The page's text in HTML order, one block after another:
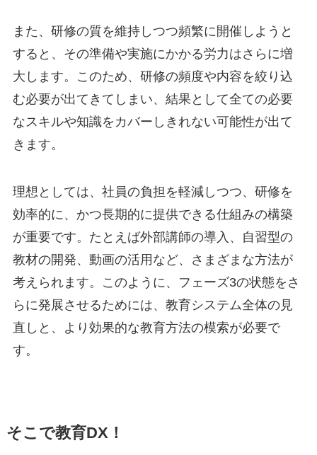
また、研修の質を維持しつつ頻繁に開催しようと
すると、その準備や実施にかかる労力はさらに増
大します。このため、研修の頻度や内容を絞り込
む必要が出てきてしまい、結果として全ての必要
なスキルや知識をカバーしきれない可能性が出て
きます。
理想としては、社員の負担を軽減しつつ、研修を
効率的に、かつ長期的に提供できる仕組みの構築
が重要です。たとえば外部講師の導入、自習型の
教材の開発、動画の活用など、さまざまな方法が
考えられます。このように、フェーズ3の状態をさ
らに発展させるためには、教育システム全体の見
直しと、より効果的な教育方法の模索が必要で
す。
そこで教育DX！